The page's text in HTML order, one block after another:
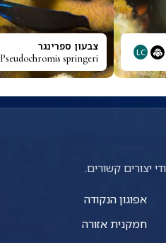
LC צבעון ספרינגר
Pseudochromis springeri
יצורים קשורים.
אפוגון הנקודה
חמקנית אזורה